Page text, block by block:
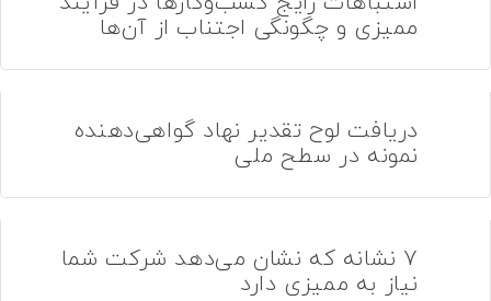
ممیزی و چگونگی اجتناب از آن‌ها
دریافت لوح تقدیر نهاد گواهی‌دهنده
نمونه در سطح ملی
7 نشانه که نشان می‌دهد شرکت شما
نیاز به ممیزی دارد